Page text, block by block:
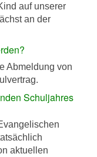
auf unserer
an der
Abmeldung von
Schuljahres
aktuellen